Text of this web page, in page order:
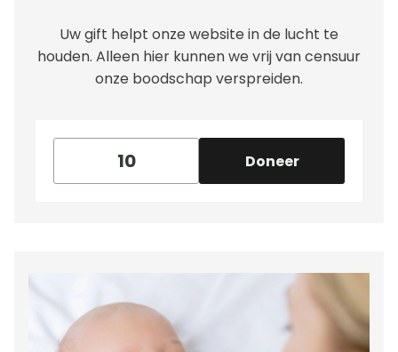
Uw gift helpt onze website in de lucht te
houden. Alleen hier kunnen we vrij van censuur
onze boodschap verspreiden.
Doneer